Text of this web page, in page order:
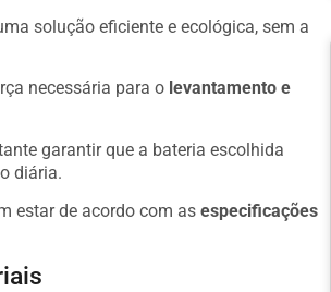
solução eficiente e ecológica, sem a
necessária para o levantamento e
garantir que a bateria escolhida
diária.
estar de acordo com as especificações